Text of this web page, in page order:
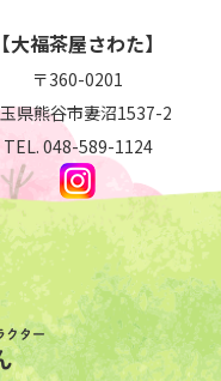
【大福茶屋さわた】
〒360-0201
県熊谷市妻沼1537-2
TEL. 048-589-1124
クター